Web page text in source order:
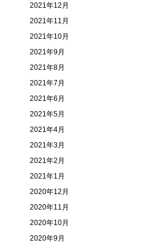
2021年12月
2021年11月
2021年10月
2021年9月
2021年8月
2021年7月
2021年6月
2021年5月
2021年4月
2021年3月
2021年2月
2021年1月
2020年12月
2020年11月
2020年10月
2020年9月